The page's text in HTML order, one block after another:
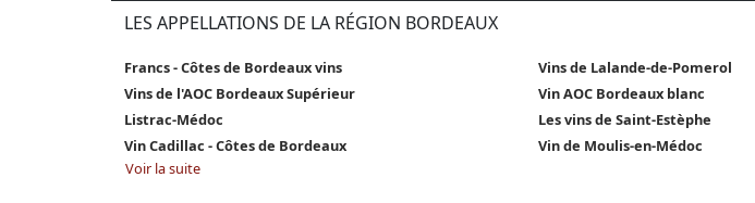
LES APPELLATIONS DE LA RÉGION BORDEAUX
Francs - Côtes de Bordeaux vins Vins de Lalande-de-Pomerol
Vins de l'AOC Bordeaux Supérieur
Vin AOC Bordeaux blanc
Listrac-Médoc
Les vins de Saint-Estèphe
Vin Cadillac - Côtes de Bordeaux
Vin de Moulis-en-Médoc
Voir la suite